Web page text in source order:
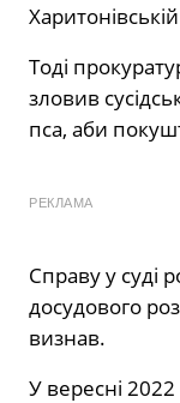
Тоді
зловив
пса, аби
РЕКЛАМА
Справу у суді
досудового
визнав.
У вересні